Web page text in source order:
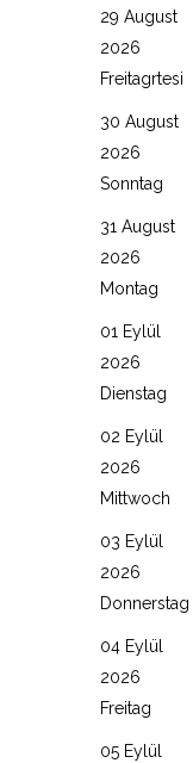
29 August
2026
Freitagrtesi
30 August
2026
Sonntag
31 August
2026
Montag
01 Eylül
2026
Dienstag
02 Eylül
2026
Mittwoch
03 Eylül
2026
Donnerstag
04 Eylül
2026
Freitag
05 Eylül